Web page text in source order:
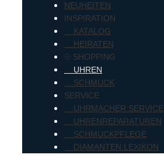
NEUHEITEN
INSPIRATION
KATALOG
HEIRATEN
⦾ SHOPPING
UHREN
SCHMUCK
SERVICE
UHRMACHER SERVICE
UHRENREPARATUREN
SCHMUCKPFLEGE
DIAMANTEN LEXIKON